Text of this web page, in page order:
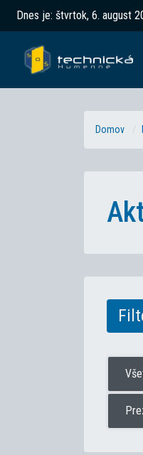
Dnes je: štvrtok, 6. august
Domov